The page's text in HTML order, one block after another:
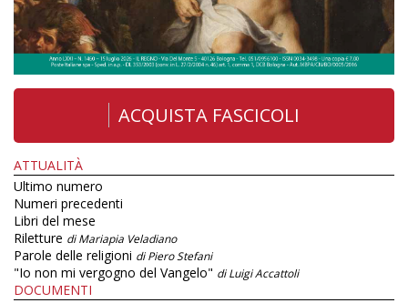
ACQUISTA FASCICOLI
ATTUALITÀ
Ultimo numero
Numeri precedenti
Libri del mese
Riletture di Mariapia Veladiano
Parole delle religioni di Piero Stefani
"Io non mi vergogno del Vangelo" di Luigi Accattoli
DOCUMENTI